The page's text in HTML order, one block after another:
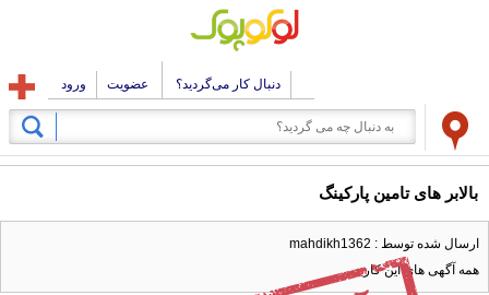
دنبال کار می‌گردید؟ عضویت ورود
بالابر های تامین پارکینگ
ارسال شده توسط : mahdikh1362
همه آگهی های این کاربر